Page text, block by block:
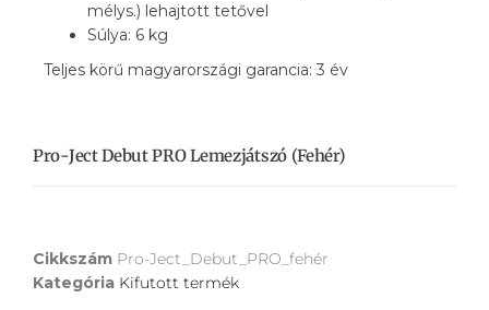
mélys.) lehajtott tetővel
Súlya: 6 kg
Teljes körű magyarországi garancia: 3 év
Pro-Ject Debut PRO Lemezjátszó (fehér)
Cikkszám Pro-Ject_Debut_PRO_fehér
Kategória Kifutott termék